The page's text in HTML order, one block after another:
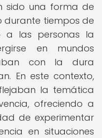
sido una forma de
durante tiempos de
a las personas la
en mundos
con la dura
En este contexto,
la temática
ofreciendo a
de experimentar
en situaciones